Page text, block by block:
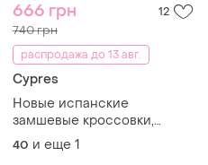
666 грн 12
740 грн
распродажа до 13 авг.
Cypres
Новые испанские
замшевые кроссовки,
серые кеды на липучках,
лето деми, р. 40
40 и еще 1